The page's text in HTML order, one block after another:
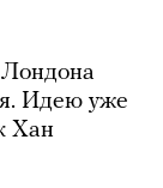
Идею уже
Хан